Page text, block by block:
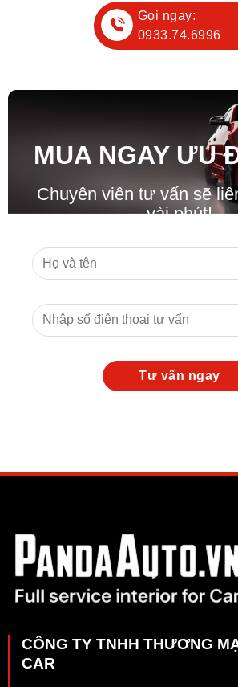
Gọi ngay:
0933.74.6996
MUA NGAY ƯU
Chuyên viên tư vấn sẽ
vài phút!
CÔNG TY TNHH THƯƠNG
CAR